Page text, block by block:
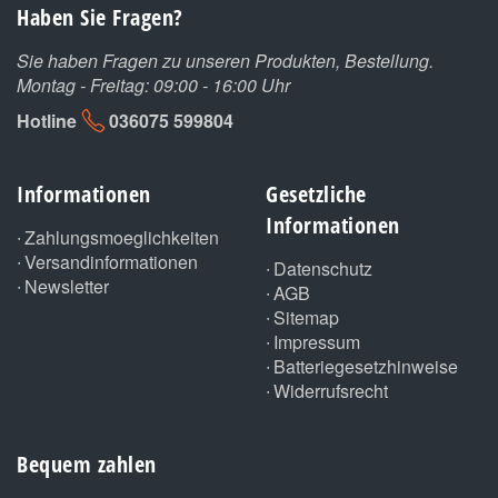
Haben Sie Fragen?
Sie haben Fragen zu unseren Produkten, Bestellung.
Montag - Freitag: 09:00 - 16:00 Uhr
Hotline
036075 599804
Informationen
Zahlungsmoeglichkeiten
Versandinformationen
Newsletter
Gesetzliche
Informationen
Datenschutz
AGB
Sitemap
Impressum
Batteriegesetzhinweise
Widerrufsrecht
Bequem zahlen